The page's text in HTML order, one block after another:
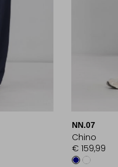
NN.07
Chino
€ 159,99